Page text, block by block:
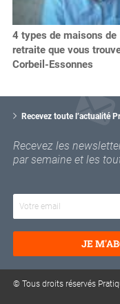
4 types de maisons de
retraite que vous
Corbeil-Essonnes
Recevez toute l’actualité
Recevez les
par semaine et les
o
r
e
e
JE
© Tous droits réservés